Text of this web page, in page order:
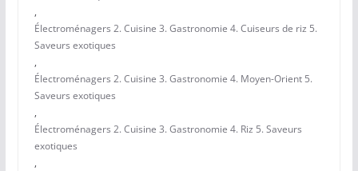
,
Électroménagers 2. Cuisine 3. Gastronomie 4. Cuiseurs de riz 5.
Saveurs exotiques
,
Électroménagers 2. Cuisine 3. Gastronomie 4. Moyen-Orient 5.
Saveurs exotiques
,
Électroménagers 2. Cuisine 3. Gastronomie 4. Riz 5. Saveurs
exotiques
,